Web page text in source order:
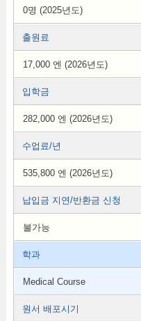
0명 (2025년도)
출원료
17,000 엔 (2026년도)
입학금
282,000 엔 (2026년도)
수업료/년
535,800 엔 (2026년도)
납입금 지연/반환금 신청
불가능
학과
Medical Course
원서 배포시기